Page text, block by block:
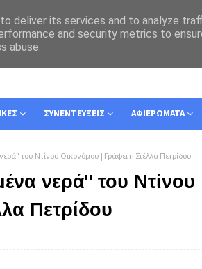
ΣΥΝΕΝΤΕΥΞΕΙΣ ΑΦΙΕΡΩΜΑΤΑ
του Ντίνου Οικονόμου | Γράφει η Στέλλα Πετρίδου
νερά" του Ντίνου
Πετρίδου
deliver its services and to analyze
and security metrics to
abuse.